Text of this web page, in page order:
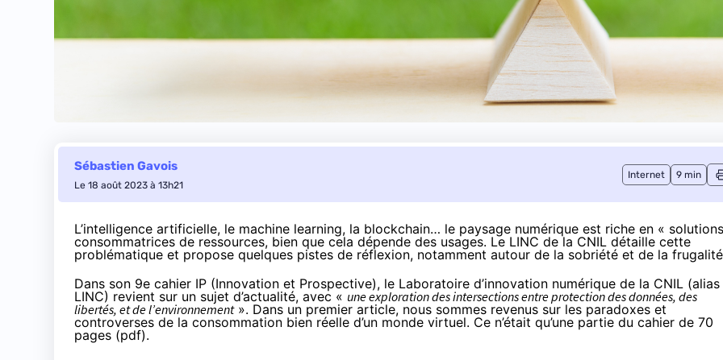
Sébastien Gavois
Le 18 août 2023 à 13h21
Internet 9 min
L’intelligence artificielle, le machine learning, la blockchain… le paysage numérique est riche en «
consommatrices de ressources, bien que cela dépende des usages. Le LINC de la CNIL détaille cette
problématique et propose quelques pistes de réflexion, notamment autour de la sobriété et de la
Dans son 9e cahier IP (Innovation et Prospective), le Laboratoire d’innovation numérique de la CNIL (alias
LINC) revient sur un sujet d’actualité, avec « une exploration des intersections entre protection des données, des
libertés, et de l’environnement». Dans un premier article, nous sommes revenus sur les paradoxes et
controverses de la consommation bien réelle d’un monde virtuel. Ce n’était qu’une partie du cahier de 70
pages (pdf).